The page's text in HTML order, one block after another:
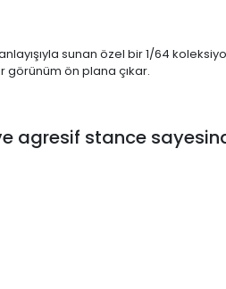
sunan özel bir 1/64
görünüm ön plana çıkar.
agresif stance